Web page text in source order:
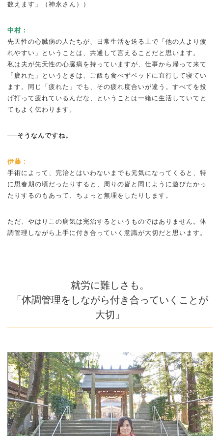
数えます」（神永さん））
中村：
先天性の心臓病の人たちが、日常生活を送る上で「他の人より疲
れやすい」ということは、共通して言えることだと思います。
私は夫が先天性の心臓病を持っていますが、仕事から帰って来て
「疲れた」というときは、ご飯も食べずベッドに直行して寝てい
ます。同じ「疲れた」でも、その疲れ度合いが違う。すべてを投
げ打って疲れているんだな、ということは一緒に生活していてと
てもよく伝わります。
──そうなんですね。
伊藤：
手術によって、完治とはいわないまでも元気になってくると、特
に思春期の頃だったりすると、周りの皆と同じように遊びたかっ
たりするのもあって、ちょっと無理をしたりします。
ただ、やはりこの病気は完治するというものではありません。体
調管理しながら上手に付き合っていく意識が大切だと思います。
就労に難しさも。
「体調管理をしながら付き合っていくことが
大切」